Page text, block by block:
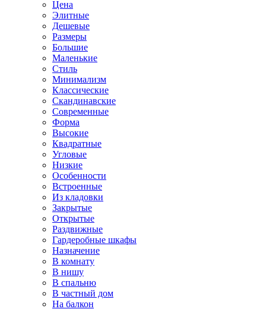
Цена
Элитные
Дешевые
Размеры
Большие
Маленькие
Стиль
Минимализм
Классические
Скандинавские
Современные
Форма
Высокие
Квадратные
Угловые
Низкие
Особенности
Встроенные
Из кладовки
Закрытые
Открытые
Раздвижные
Гардеробные шкафы
Назначение
В комнату
В нишу
В спальню
В частный дом
На балкон